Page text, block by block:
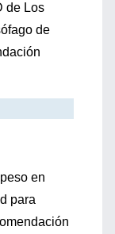
de Los
de
en
para